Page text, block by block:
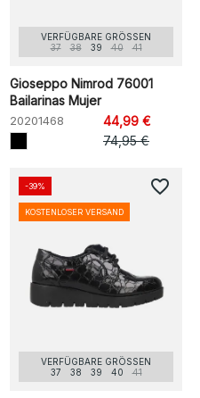
VERFÜGBARE GRÖSSEN
37
38 39 40 41
Gioseppo Nimrod 76001
Bailarinas Mujer
20201468
44,99 €
74,95 €
VERFÜGBARE GRÖSSEN
37
38 39 40 41
-39%
KOSTENLOSER VERSAND
favorite_border